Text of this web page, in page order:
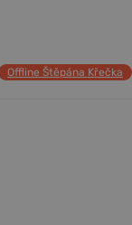
Offline Štěpána Křečka